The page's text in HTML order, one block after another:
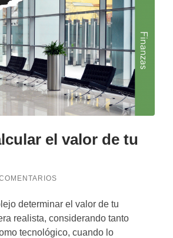
el valor de tu
determinar el valor de tu
realista, considerando tanto
tecnológico, cuando lo